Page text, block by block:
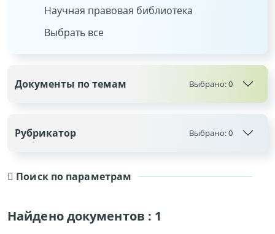
Поиск по параметрам
Найдено документов : 1
Научная правовая библиотека
Выбрать все
Документы по темам Выбрано:0
Рубрикатор Выбрано:0